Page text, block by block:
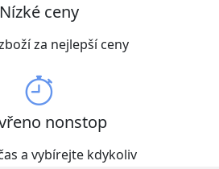
Nízké ceny
za nejlepší ceny
nonstop
a vybírejte kdykoliv